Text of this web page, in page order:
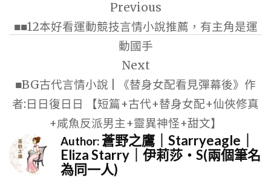
導
Previous
■■12本好看運動競技言情小說推薦，有主角是運
動國手
Next
■BG古代言情小說 | 《替身女配看見彈幕後》作
者:日日復日日 【短篇+古代+替身女配+仙俠修真
+咸魚反派男主+靈異神怪+甜文】
Author:蒼野之鷹｜Starryeagle｜
Eliza Starry｜伊莉莎・S(兩個筆名
為同一人)